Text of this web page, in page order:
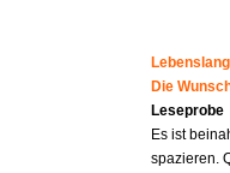
Die
Leseprobe
Es ist
spazieren.